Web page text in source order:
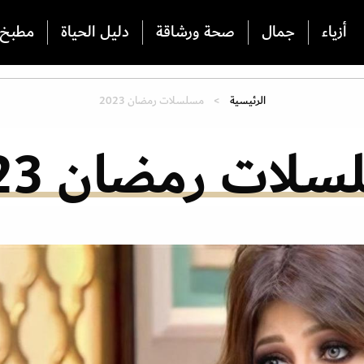
أزياء جمال صحة ورشاقة دليل الحياة
الرئيسية مسلسلات رمضان 2023
رمضان 2023